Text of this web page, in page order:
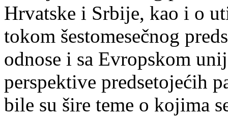
Hrvatske i Srbije, kao i o
tokom šestomesečnog
odnose i sa Evropskom
perspektive predsetojećih
bile su šire teme o kojima